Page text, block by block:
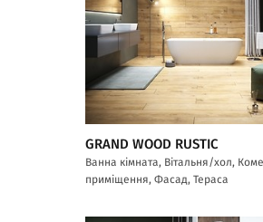
GRAND WOOD RUSTIC
Ванна кімната, Вітальня/хол,
приміщення, Фасад, Тераса